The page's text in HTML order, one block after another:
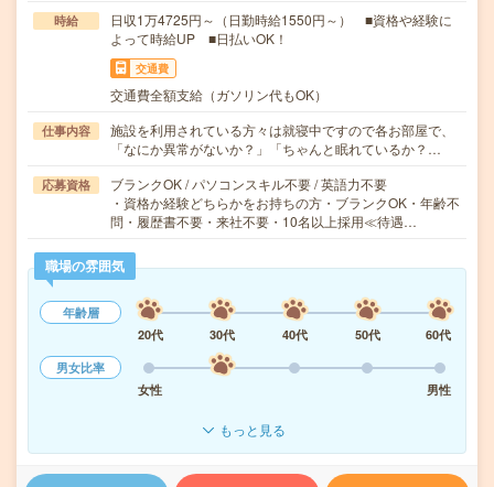
時給
日収1万4725円～（日勤時給1550円～） ■資格や経験に
よって時給UP ■日払いOK！
交通費
交通費全額支給（ガソリン代もOK）
仕事内容
施設を利用されている方々は就寝中ですので各お部屋で、
「なにか異常がないか？」「ちゃんと眠れているか？…
応募資格
ブランクOK / パソコンスキル不要 / 英語力不要
・資格か経験どちらかをお持ちの方・ブランクOK・年齢不
問・履歴書不要・来社不要・10名以上採用≪待遇…
職場の雰囲気
年齢層
20代
30代 40代 50代
60代
男女比率
女性
男性
もっと見る